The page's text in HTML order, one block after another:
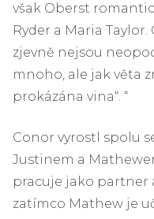
však Oberst
Ryder a Maria
zjevně nejsou
mnoho, ale jak věta
prokázána vina“. “
Conor vyrostl spolu
Justinem a
pracuje jako partner
zatímco Mathew je